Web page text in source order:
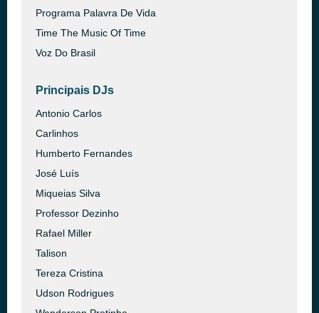
Programa Palavra De Vida
Time The Music Of Time
Voz Do Brasil
Principais DJs
Antonio Carlos
Carlinhos
Humberto Fernandes
José Luís
Miqueias Silva
Professor Dezinho
Rafael Miller
Talison
Tereza Cristina
Udson Rodrigues